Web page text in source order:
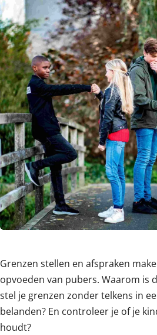
Grenzen stellen en afspraken
opvoeden van pubers. Waarom is
stel je grenzen zonder telkens in
belanden? En controleer je of je
houdt?